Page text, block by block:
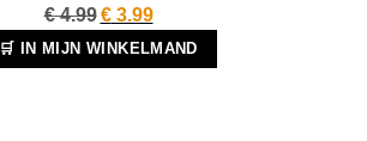
€4.99 Oorspronkelijke
prijs
was:
€3.99Huidige
prijs
is:
🛒 IN MIJN WINKELMAND